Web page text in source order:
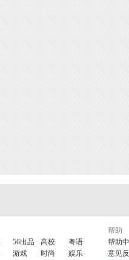
56出品 高校
粤语
游戏 时尚
娱乐
帮助
帮助
意见